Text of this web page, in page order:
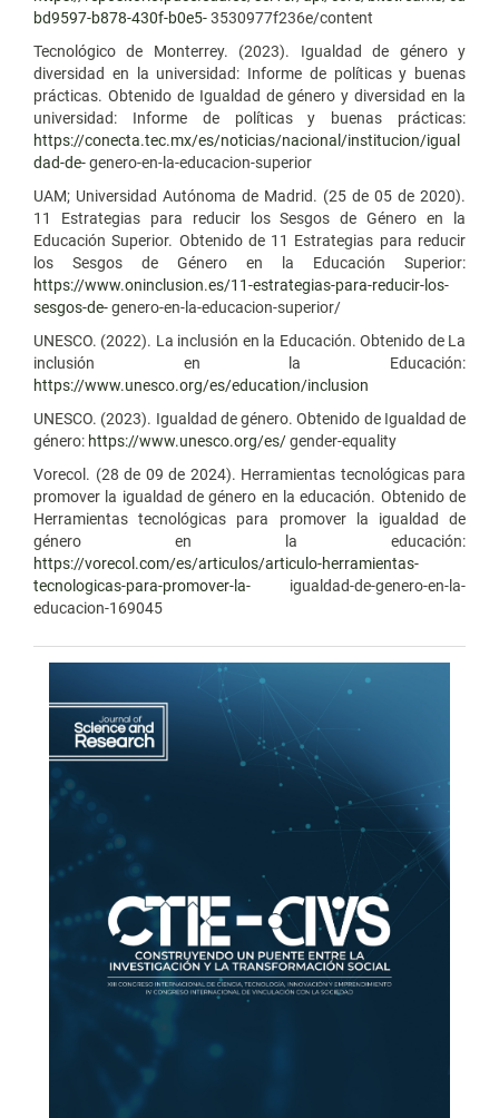
bd9597-b878-430f-b0e5-3530977f236e/content
Tecnológico de Monterrey. (2023). Igualdad de género y
diversidad en la universidad: Informe de políticas y buenas
prácticas. Obtenido de Igualdad de género y diversidad en la
universidad: Informe de políticas y buenas prácticas:
https://conecta.tec.mx/es/noticias/nacional/institucion/igual
dad-de-genero-en-la-educacion-superior
UAM; Universidad Autónoma de Madrid. (25 de 05 de 2020).
11 Estrategias para reducir los Sesgos de Género en la
Educación Superior. Obtenido de 11 Estrategias para reducir
los Sesgos de Género en la Educación Superior:
https://www.oninclusion.es/11-estrategias-para-reducir-los-
sesgos-de-genero-en-la-educacion-superior/
UNESCO. (2022). La inclusión en la Educación. Obtenido de La
inclusión en la Educación:
https://www.unesco.org/es/education/inclusion
UNESCO. (2023). Igualdad de género. Obtenido de Igualdad de
género: https://www.unesco.org/es/gender-equality
Vorecol. (28 de 09 de 2024). Herramientas tecnológicas para
promover la igualdad de género en la educación. Obtenido de
Herramientas tecnológicas para promover la igualdad de
género en la educación:
https://vorecol.com/es/articulos/articulo-herramientas-
tecnologicas-para-promover-la- igualdad-de-genero-en-la-
educacion-169045